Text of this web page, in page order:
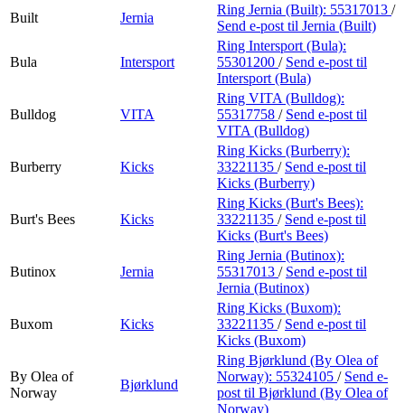
Built
Jernia
Ring Jernia (Built): 55317013 /
Send e-post til Jernia (Built)
Bula Intersport
Ring Intersport (Bula):
55301200 / Send e-post til
Intersport (Bula)
Bulldog VITA
Ring VITA (Bulldog):
55317758 / Send e-post til
VITA (Bulldog)
Burberry Kicks
Ring Kicks (Burberry):
33221135 / Send e-post til
Kicks (Burberry)
Burt's Bees Kicks
Ring Kicks (Burt's Bees):
33221135 / Send e-post til
Kicks (Burt's Bees)
Butinox Jernia
Ring Jernia (Butinox):
55317013 / Send e-post til
Jernia (Butinox)
Buxom Kicks
Ring Kicks (Buxom):
33221135 / Send e-post til
Kicks (Buxom)
By Olea of
Norway
Bjørklund
Ring Bjørklund (By Olea of
Norway): 55324105 / Send e-
post til Bjørklund (By Olea of
Norway)